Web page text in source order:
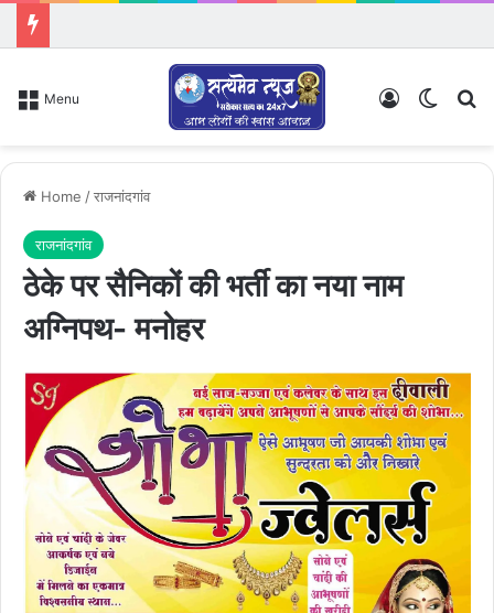
Menu Log In
Home /राजनांदगांव
राजनांदगांव
ठेके पर सैनिकों की भर्ती का नया नाम
अग्निपथ- मनोहर